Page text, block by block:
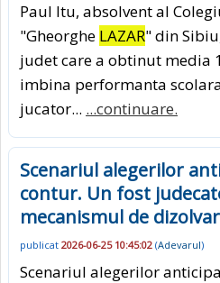
Paul Itu, absolvent al
"Gheorghe LAZAR" din
judet care a obtinut media
imbina performanta
jucator... ...continuare.
Scenariul alegerilor
contur. Un fost
mecanismul de
publicat 2026-06-25 10:45:02 (Adevarul)
Scenariul alegerilor